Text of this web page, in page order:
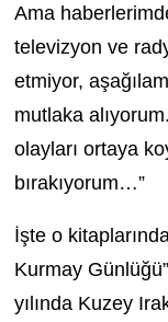
Ama
televizyon ve
etmiyor,
mutlaka
olayları ortaya
bırakıyorum…”
İşte o
Kurmay
yılında Kuzey